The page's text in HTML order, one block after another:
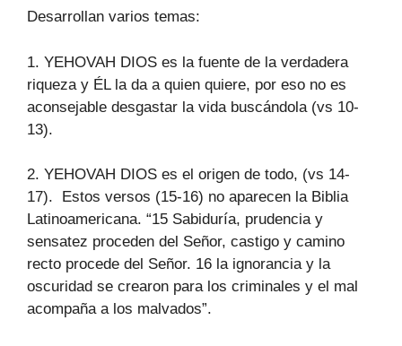
Desarrollan varios temas:
1. YEHOVAH DIOS es la fuente de la verdadera
riqueza y ÉL la da a quien quiere, por eso no es
aconsejable desgastar la vida buscándola (vs 10-
13).
2. YEHOVAH DIOS es el origen de todo, (vs 14-
17). Estos versos (15-16) no aparecen la Biblia
Latinoamericana. “15 Sabiduría, prudencia y
sensatez proceden del Señor, castigo y camino
recto procede del Señor. 16 la ignorancia y la
oscuridad se crearon para los criminales y el mal
acompaña a los malvados”.